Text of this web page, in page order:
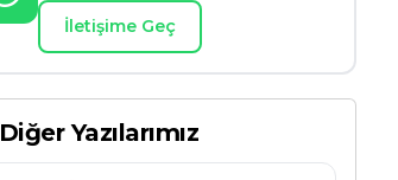
İletişime Geç
Diğer Yazılarımız